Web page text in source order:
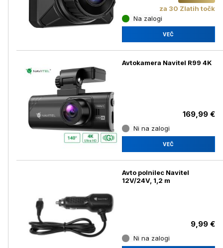
za 30 Zlatih točk
Na zalogi
VEČ
Avtokamera Navitel R99 4K
169,99 €
Ni na zalogi
VEČ
Avto polnilec Navitel
12V/24V, 1,2 m
9,99 €
Ni na zalogi